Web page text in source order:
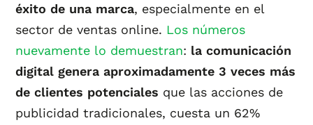
éxito de una marca, especialmente en el
sector de ventas online. Los números
nuevamente lo demuestran: la comunicación
digital genera aproximadamente 3 veces más
de clientes potenciales que las acciones de
publicidad tradicionales, cuesta un 62%